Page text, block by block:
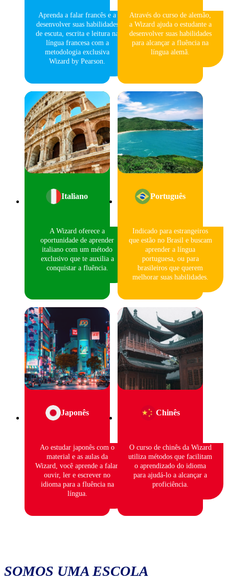
Aprenda a falar francês e a
desenvolver suas habilidades
de escuta, escrita e leitura na
língua francesa com a
metodologia exclusiva
Wizard by Pearson.
Através do curso de alemão,
a Wizard ajuda o estudante a
desenvolver suas habilidades
para alcançar a fluência na
língua alemã.
Italiano
A Wizard oferece a
oportunidade de aprender
italiano com um método
exclusivo que te auxilia a
conquistar a fluência.
Português
Indicado para estrangeiros
que estão no Brasil e buscam
aprender a língua
portuguesa, ou para
brasileiros que querem
melhorar suas habilidades.
Japonês
Ao estudar japonês com o
material e as aulas da
Wizard, você aprende a falar,
ouvir, ler e escrever no
idioma para a fluência na
língua.
Chinês
O curso de chinês da Wizard
utiliza métodos que facilitam
o aprendizado do idioma
para ajudá-lo a alcançar a
proficiência.
SOMOS UMA ESCOLA